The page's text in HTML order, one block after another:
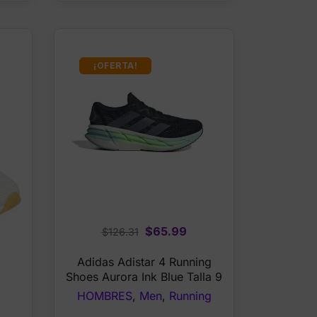
¡OFERTA!
$126.31
Original
was:
$126.31.
$65.99Current
is:
$65.99.
Adidas Adistar 4 Running
Shoes Aurora Ink Blue Talla 9
HOMBRES, Men, Running